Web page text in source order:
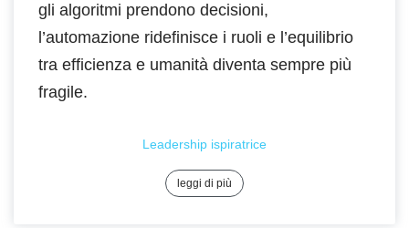
gli algoritmi prendono decisioni,
l’automazione ridefinisce i ruoli e l’equilibrio
tra efficienza e umanità diventa sempre più
fragile.
leggi di più
Leadership ispiratrice